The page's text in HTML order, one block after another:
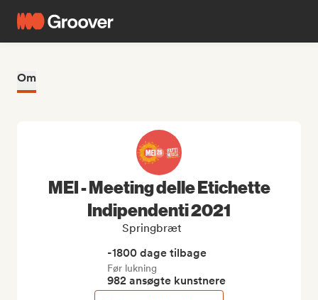
Om
MEI - Meeting delle Etichette
Indipendenti 2021
Springbræt
-1800 dage tilbage
Før lukning
982 ansøgte kunstnere